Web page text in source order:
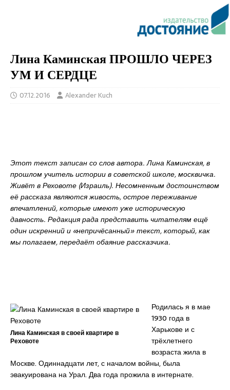
Лина Каминская ПРОШЛО ЧЕРЕЗ
УМ И СЕРДЦЕ
07.12.2016 Alexander Kuch
Этот текст записан со слов автора. Лина Каминская, в
прошлом учитель истории в советской школе, москвичка.
Живёт в Реховоте (Израиль). Несомненным достоинством
её рассказа являются живость, острое переживание
впечатлений, которые имеют уже историческую
давность. Редакция рада представить читателям ещё
один искренний и «непричёсанный» текст, который, как
мы полагаем, передаёт обаяние рассказчика.
Лина Каминская в своей квартире в
Реховоте
Родилась я в мае
1930 года в
Харькове и с
трёхлетнего
возраста жила в
Москве. Одиннадцати лет, с началом войны, была
эвакуирована на Урал. Два года прожила в интернате.